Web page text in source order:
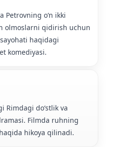
Petrovning oʻn ikki
olmoslarni qidirish uchun
haqidagi
komediyasi.
Rimdagi doʻstlik va
Filmda ruhning
hikoya qilinadi.